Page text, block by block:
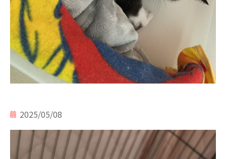
2025/05/08